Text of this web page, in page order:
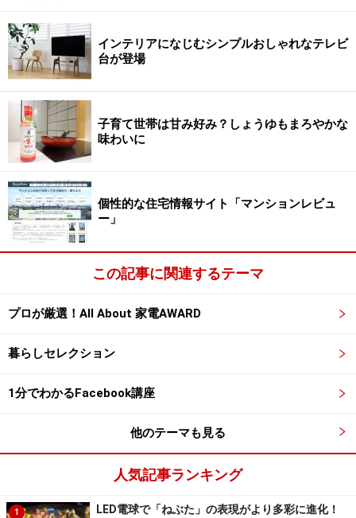
ットスーパーを利用している人も、複数のネットスーパ
ーを見比べて価格を比較していることも明らかになって
います。ネットでの買い物が日常になって、価格を比較
して、いいものをより安くという感覚が当然あるので
す。
こうした生活者の実情から、買い物カゴの合計金額を一
括比較できるポータルサイト「NESPA」が生まれまし
た。
実際には、どうやって使うの？
さて、実際の使い方ですが、 こちらも簡単です。
1 自分の住んでいる住所の郵便番号を入力
配達エリアにある、お好みのスーパーを選ぶ
↓
2 欲しい商品を選ぶ
↓
インテリアになじむシンプルおしゃれなテレビ
台が登場
子育て世帯は甘み好み？しょうゆもまろやかな
味わいに
個性的な住宅情報サイト「マンションレビュ
ー」
この記事に関連するテーマ
プロが厳選！All About 家電AWARD
暮らしセレクション
1分でわかるFacebook講座
他のテーマも見る
人気記事ランキング
1 LED電球で「ねぶた」の表現がより多彩に進化！